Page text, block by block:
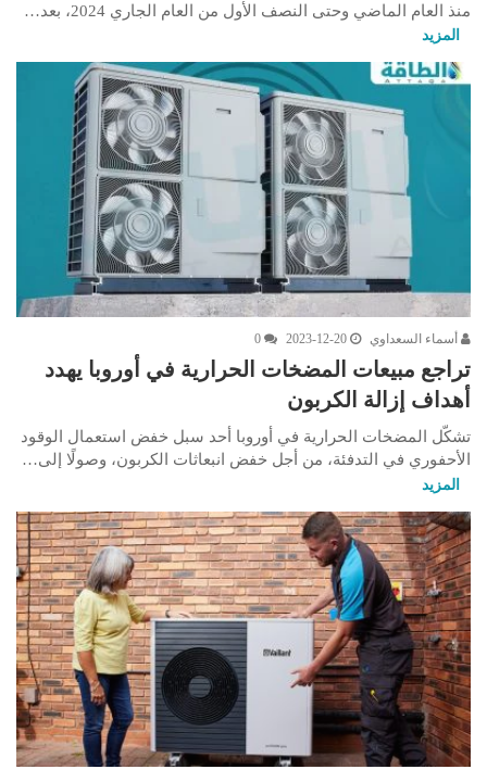
منذ العام الماضي وحتى النصف الأول من العام الجاري 2024، بعد…
المزيد
أسماء السعداوي 2023-12-20
0
تراجع مبيعات المضخات الحرارية في أوروبا يهدد
أهداف إزالة الكربون
تشكّل المضخات الحرارية في أوروبا أحد سبل خفض استعمال الوقود
الأحفوري في التدفئة، من أجل خفض انبعاثات الكربون، وصولًا إلى…
المزيد